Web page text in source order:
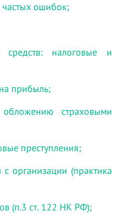
частых ошибок;
средств: налоговые и
прибыль;
страховыми
преступления;
организации (практика
(п.3 ст. 122 НК РФ);